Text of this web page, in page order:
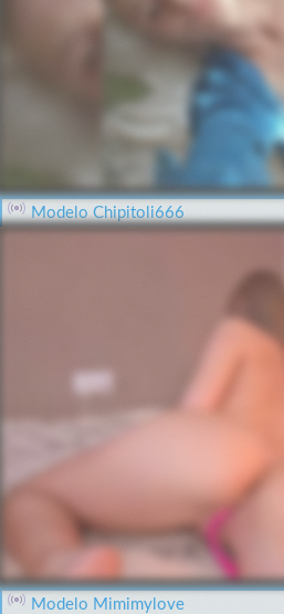
Modelo Chipitoli666
Modelo Mimimylove